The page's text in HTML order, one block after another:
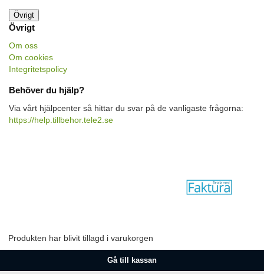
Övrigt
Övrigt
Om oss
Om cookies
Integritetspolicy
Behöver du hjälp?
Via vårt hjälpcenter så hittar du svar på de vanligaste frågorna:
https://help.tillbehor.tele2.se
Produkten har blivit tillagd i varukorgen
Gå till kassan